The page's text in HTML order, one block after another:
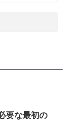
要な最初の